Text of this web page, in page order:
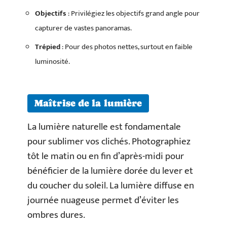
Objectifs: Privilégiez les objectifs grand angle pour
capturer de vastes panoramas.
Trépied: Pour des photos nettes, surtout en faible
luminosité.
Maîtrise de la lumière
La lumière naturelle est fondamentale
pour sublimer vos clichés. Photographiez
tôt le matin ou en fin d’après-midi pour
bénéficier de la lumière dorée du lever et
du coucher du soleil. La lumière diffuse en
journée nuageuse permet d’éviter les
ombres dures.